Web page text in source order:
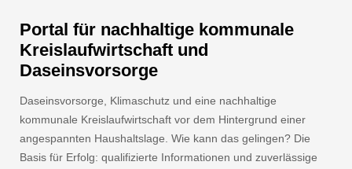
Portal für nachhaltige kommunale
Kreislaufwirtschaft und
Daseinsvorsorge
Daseinsvorsorge, Klimaschutz und eine nachhaltige
kommunale Kreislaufwirtschaft vor dem Hintergrund einer
angespannten Haushaltslage. Wie kann das gelingen? Die
Basis für Erfolg: qualifizierte Informationen und zuverlässige